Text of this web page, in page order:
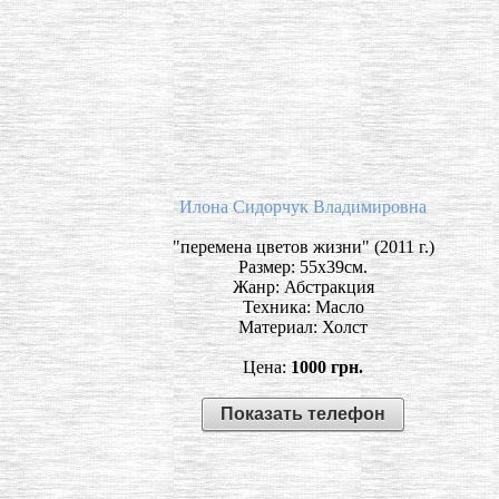
Илона Сидорчук Владимировна
"перемена цветов жизни" (2011 г.)
Размер: 55х39см.
Жанр: Абстракция
Техника: Масло
Материал: Холст
Цена:1000 грн.
Показать телефон